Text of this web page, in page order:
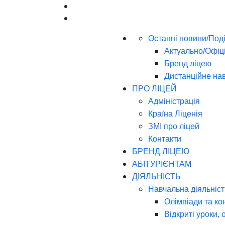
Останні новини/
Актуально/
Бренд ліцею
Дистанційне
ПРО ЛІЦЕЙ
Адміністрація
Країна Ліценія
ЗМІ про ліцей
Контакти
БРЕНД ЛІЦЕЮ
АБІТУРІЄНТАМ
ДІЯЛЬНІСТЬ
Навчальна
Олімпіади та
Відкриті уроки,